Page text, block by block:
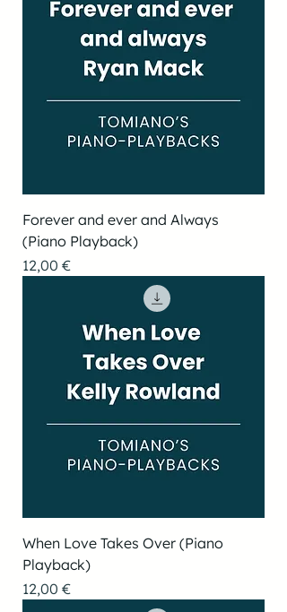
Forever and ever and Always
(Piano Playback)
Preis
12,00 €
When Love Takes Over (Piano
Playback)
Preis
12,00 €